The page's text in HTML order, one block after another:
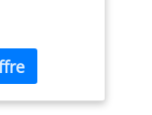
les
à ses
et
Cette lotion